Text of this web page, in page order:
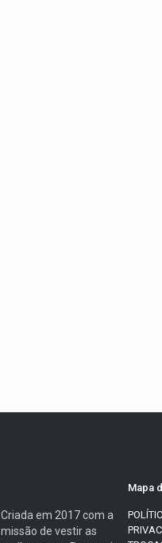
Criada em 2017 com a
missão de vestir as
Mapa